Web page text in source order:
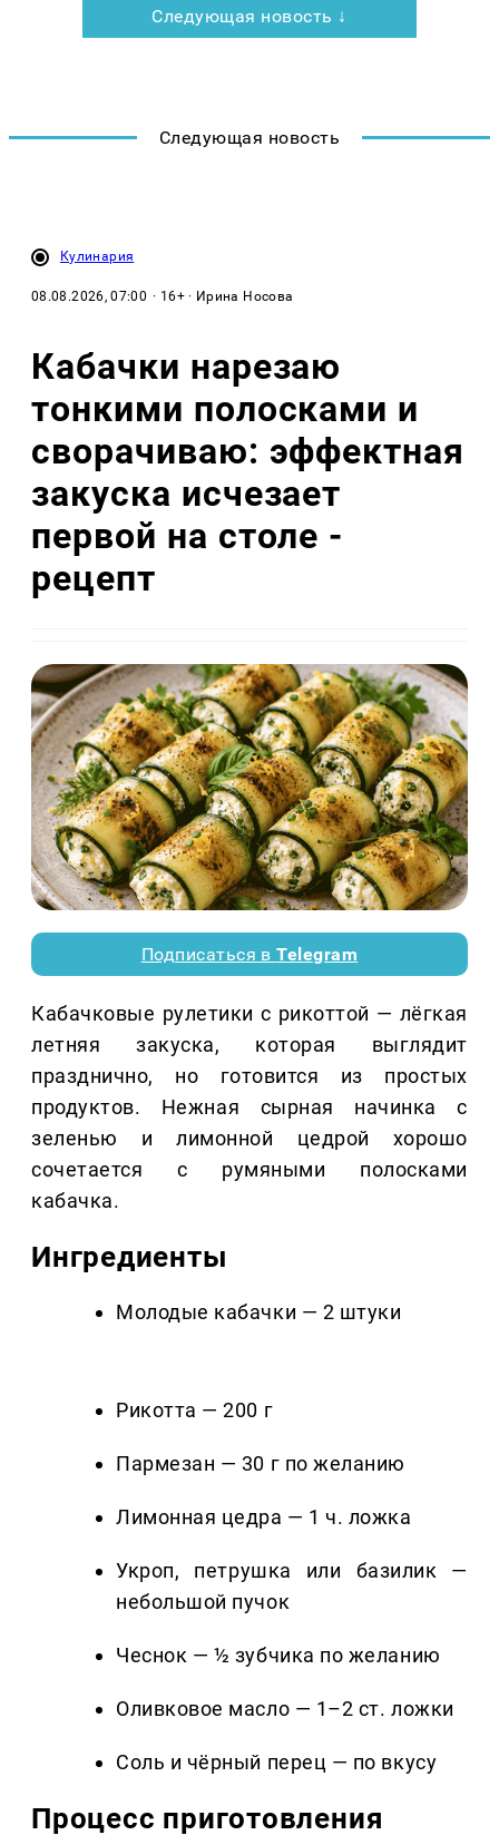
Следующая новость ↓
Следующая новость
Кулинария
08.08.2026, 07:00 · 16+ · Ирина Носова
Кабачки нарезаю
тонкими полосками и
сворачиваю: эффектная
закуска исчезает
первой на столе -
рецепт
Подписаться вTelegram
Кабачковые рулетики с рикоттой — лёгкая
летняя закуска, которая выглядит
празднично, но готовится из простых
продуктов. Нежная сырная начинка с
зеленью и лимонной цедрой хорошо
сочетается с румяными полосками
кабачка.
Ингредиенты
Молодые кабачки — 2 штуки
Рикотта — 200 г
Пармезан — 30 г по желанию
Лимонная цедра — 1 ч. ложка
Укроп, петрушка или базилик —
небольшой пучок
Чеснок — ½ зубчика по желанию
Оливковое масло — 1–2 ст. ложки
Соль и чёрный перец — по вкусу
Процесс приготовления